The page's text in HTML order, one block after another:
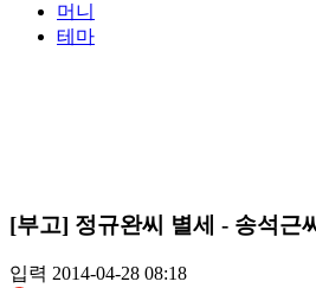
머니
테마
[부고] 정규완씨 별세 - 송석근
입력 2014-04-28 08:18